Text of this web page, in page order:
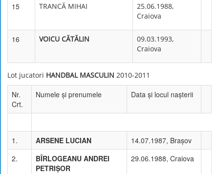
15 TRANCĂ MIHAI
25.06.1988,
Craiova
16 VOICU CĂTĂLIN
09.03.1993,
Craiova
Lot jucatori HANDBAL MASCULIN 2010-2011
Nr.
Crt.
Numele şi prenumele Data şi locul naşterii
1. ARSENE LUCIAN
14.07.1987, Braşov
2.
BÎRLOGEANU ANDREI
PETRIŞOR
29.06.1988, Craiova